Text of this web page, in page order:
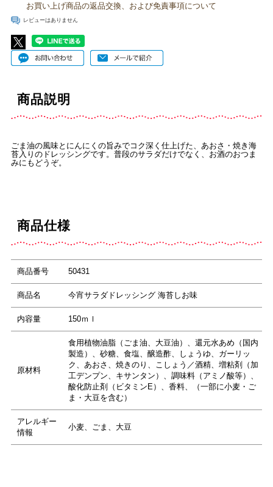
お買い上げ商品の返品交換、および免責事項について
レビューはありません
商品説明
ごま油の風味とにんにくの旨みでコク深く仕上げた、あおさ・焼き海
苔入りのドレッシングです。普段のサラダだけでなく、お酒のおつま
みにもどうぞ。
商品仕様
商品番号 50431
商品名 今宵サラダドレッシング 海苔しお味
内容量 150ｍｌ
原材料
食用植物油脂（ごま油、大豆油）、還元水あめ（国内
製造）、砂糖、食塩、醸造酢、しょうゆ、ガーリッ
ク、あおさ、焼きのり、こしょう／酒精、増粘剤（加
工デンプン、キサンタン）、調味料（アミノ酸等）、
酸化防止剤（ビタミンE）、香料、（一部に小麦・ご
ま・大豆を含む）
アレルギー
情報
小麦、ごま、大豆